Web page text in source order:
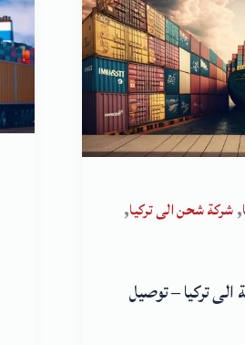
,شركة شحن الى تركيا,
تركيا – توصيل